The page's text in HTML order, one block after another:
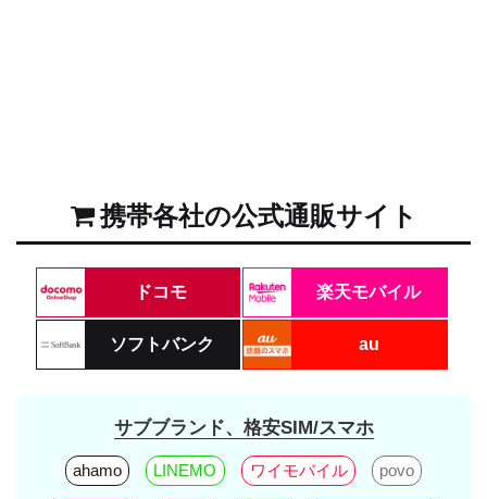
携帯各社の公式通販サイト
ドコモ 楽天モバイル
ソフトバンク au
サブブランド、格安SIM/スマホ
ahamo LINEMO ワイモバイル povo